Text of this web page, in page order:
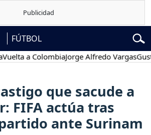
FÚTBOL
a ColombiaJorge Alfredo VargasGustavo
que sacude a
FIFA actúa tras
ante Surinam